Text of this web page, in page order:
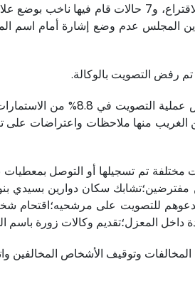
من جهة أخرى، سجل المجلس أن ممثلي اللوائح
الغريب منها ملاحظات واعتراضات
تم تسجيلها أو التوصل
مفترضين؛تشابك سكان دوارين بسيدي
للتصويت على مرشحيه؛اقتحام
المعزل؛تقديم وكالات زورة باسم
وتوقيف الأشخاص المخالفين